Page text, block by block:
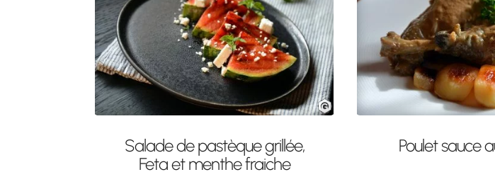
Salade de pastèque grillée,
Feta et menthe fraiche
Poulet sauce